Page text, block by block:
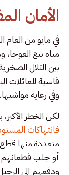
الأمان
في مايو من
مياه نبع
بين التلال
قاسية للعائلات
وفي رعاية مواشيها.
لكن الخطر
فانتهاكات
متعددة منها قطع
أو جلب قطعانهم
ودفعهم إلى